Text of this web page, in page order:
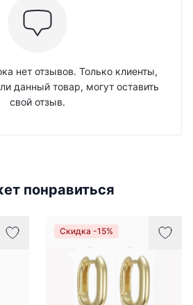
нет отзывов. Только клиенты,
данный товар, могут оставить
свой отзыв.
понравиться
Скидка -15%